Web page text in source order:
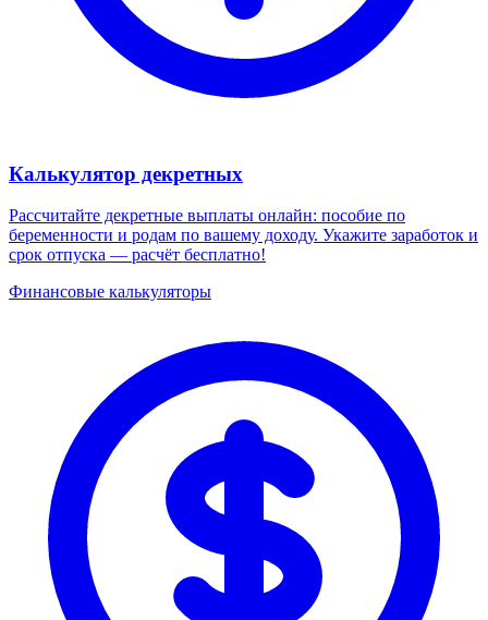
Калькулятор декретных
Рассчитайте декретные выплаты онлайн: пособие по
беременности и родам по вашему доходу. Укажите заработок и
срок отпуска — расчёт бесплатно!
Финансовые калькуляторы